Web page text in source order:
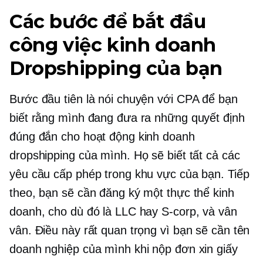
Các bước để bắt đầu
công việc kinh doanh
Dropshipping của bạn
Bước đầu tiên là nói chuyện với CPA để bạn
biết rằng mình đang đưa ra những quyết định
đúng đắn cho hoạt động kinh doanh
dropshipping của mình. Họ sẽ biết tất cả các
yêu cầu cấp phép trong khu vực của bạn. Tiếp
theo, bạn sẽ cần đăng ký một thực thể kinh
doanh, cho dù đó là LLC hay S-corp, và vân
vân. Điều này rất quan trọng vì bạn sẽ cần tên
doanh nghiệp của mình khi nộp đơn xin giấy